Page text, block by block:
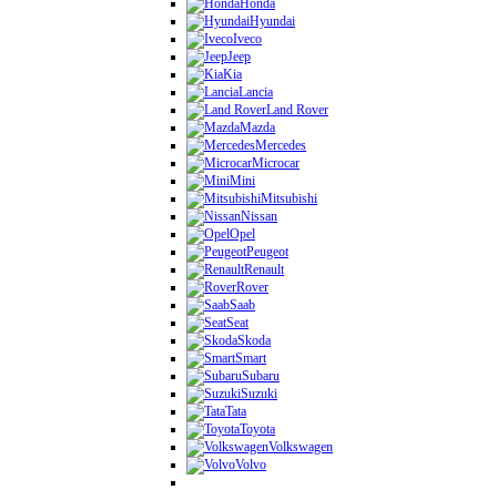
Honda
Hyundai
Iveco
Jeep
Kia
Lancia
Land Rover
Mazda
Mercedes
Microcar
Mini
Mitsubishi
Nissan
Opel
Peugeot
Renault
Rover
Saab
Seat
Skoda
Smart
Subaru
Suzuki
Tata
Toyota
Volkswagen
Volvo